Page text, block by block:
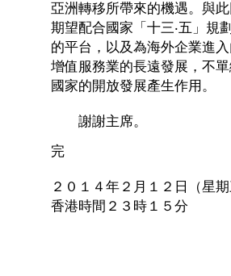
亞洲轉移所帶來的機遇。與
期望配合國家「十三‧五」規
的平台，以及為海外企業進
增值服務業的長遠發展，不
國家的開放發展產生作用。
謝謝主席。
完
２０１４年２月１２日（星
香港時間２３時１５分